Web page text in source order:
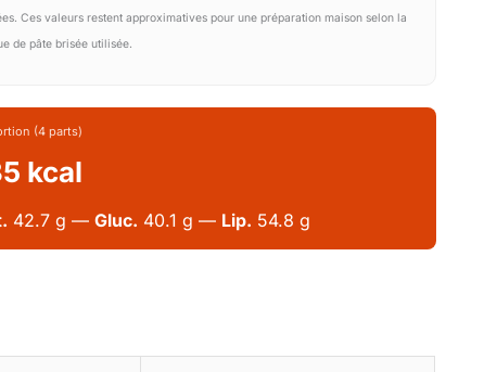
Ces valeurs restent approximatives pour une préparation maison selon la
de pâte brisée utilisée.
(4 parts)
kcal
42.7 g —Gluc. 40.1 g — Lip. 54.8 g